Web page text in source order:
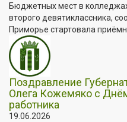
Бюджетных мест в
второго девятиклассника,
Приморье стартовала
Поздравление
Олега Кожемяко с
работника
19.06.2026